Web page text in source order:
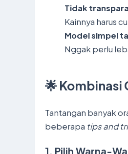
Tidak
Kainnya harus
Model simpel
Nggak perlu
🌟 Kombinasi
Tantangan banyak
beberapa tips and
1. Pilih Warna-